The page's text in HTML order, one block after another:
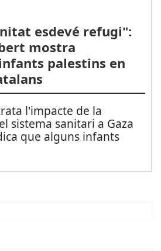
esdevé refugi":
mostra
palestins en
l'impacte de la
sistema sanitari a Gaza
que alguns infants